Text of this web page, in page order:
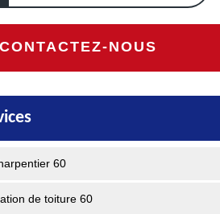
CONTACTEZ-NOUS
60
de toiture 60